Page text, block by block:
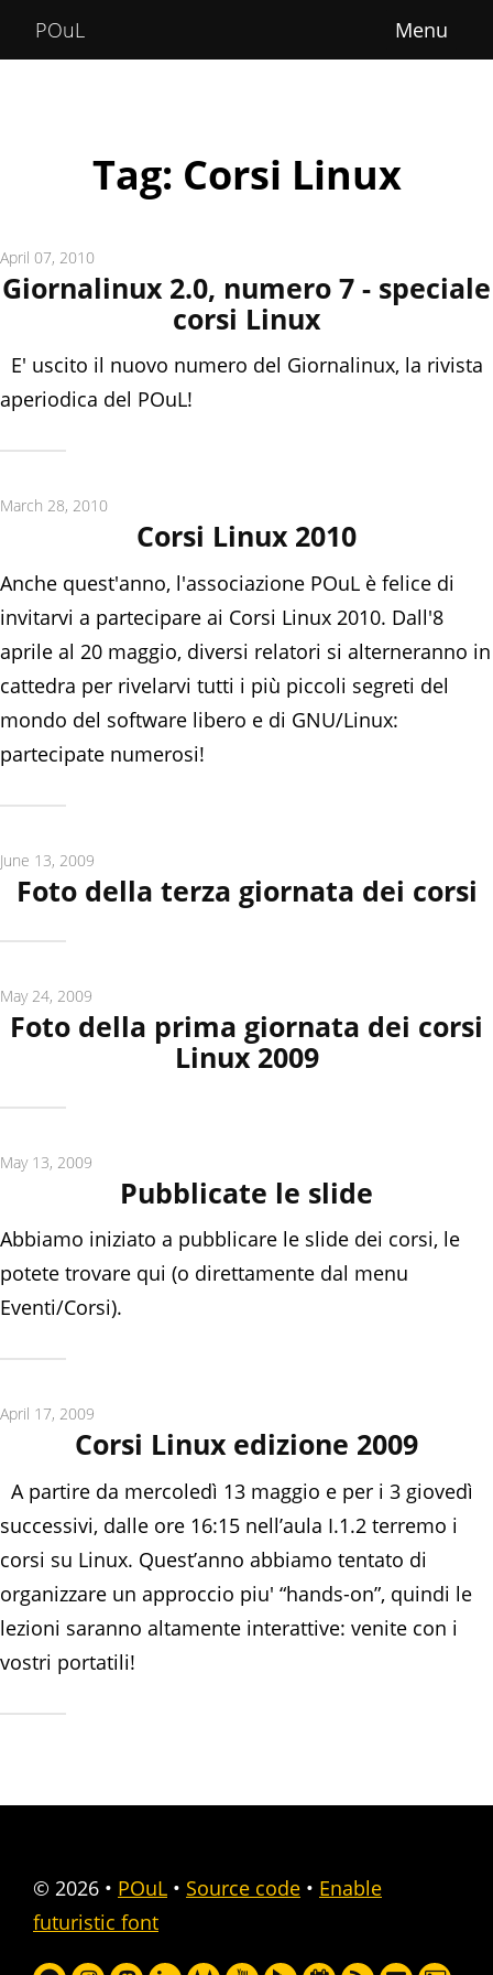
POuL
Home
POuLimpiadi
Tag: Corsi Linux
April 07, 2010
Giornalinux 2.0, numero 7 - speciale
corsi Linux
E' uscito il nuovo numero del Giornalinux, la rivista
aperiodica del POuL!
March 28, 2010
Corsi Linux 2010
Anche quest'anno, l'associazione POuL è felice di
invitarvi a partecipare ai Corsi Linux 2010. Dall'8
aprile al 20 maggio, diversi relatori si alterneranno in
cattedra per rivelarvi tutti i più piccoli segreti del
mondo del software libero e di GNU/Linux:
partecipate numerosi!
June 13, 2009
Foto della terza giornata dei corsi
May 24, 2009
Foto della prima giornata dei corsi
Linux 2009
May 13, 2009
Pubblicate le slide
Abbiamo iniziato a pubblicare le slide dei corsi, le
potete trovare qui (o direttamente dal menu
Eventi/Corsi).
April 17, 2009
Corsi Linux edizione 2009
A partire da mercoledì 13 maggio e per i 3 giovedì
successivi, dalle ore 16:15 nell’aula I.1.2 terremo i
corsi su Linux. Quest’anno abbiamo tentato di
organizzare un approccio piu' “hands-on”, quindi le
lezioni saranno altamente interattive: venite con i
vostri portatili!
© 2026 • POuL • Source code • Enable
futuristic font